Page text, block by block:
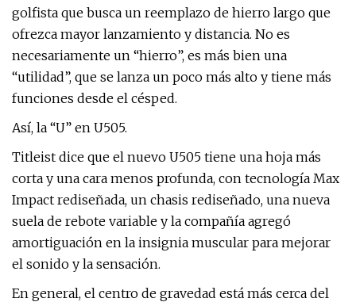
golfista que busca un reemplazo de hierro largo que
ofrezca mayor lanzamiento y distancia. No es
necesariamente un “hierro”, es más bien una
“utilidad”, que se lanza un poco más alto y tiene más
funciones desde el césped.
Así, la “U” en U505.
Titleist dice que el nuevo U505 tiene una hoja más
corta y una cara menos profunda, con tecnología Max
Impact rediseñada, un chasis rediseñado, una nueva
suela de rebote variable y la compañía agregó
amortiguación en la insignia muscular para mejorar
el sonido y la sensación.
En general, el centro de gravedad está más cerca del